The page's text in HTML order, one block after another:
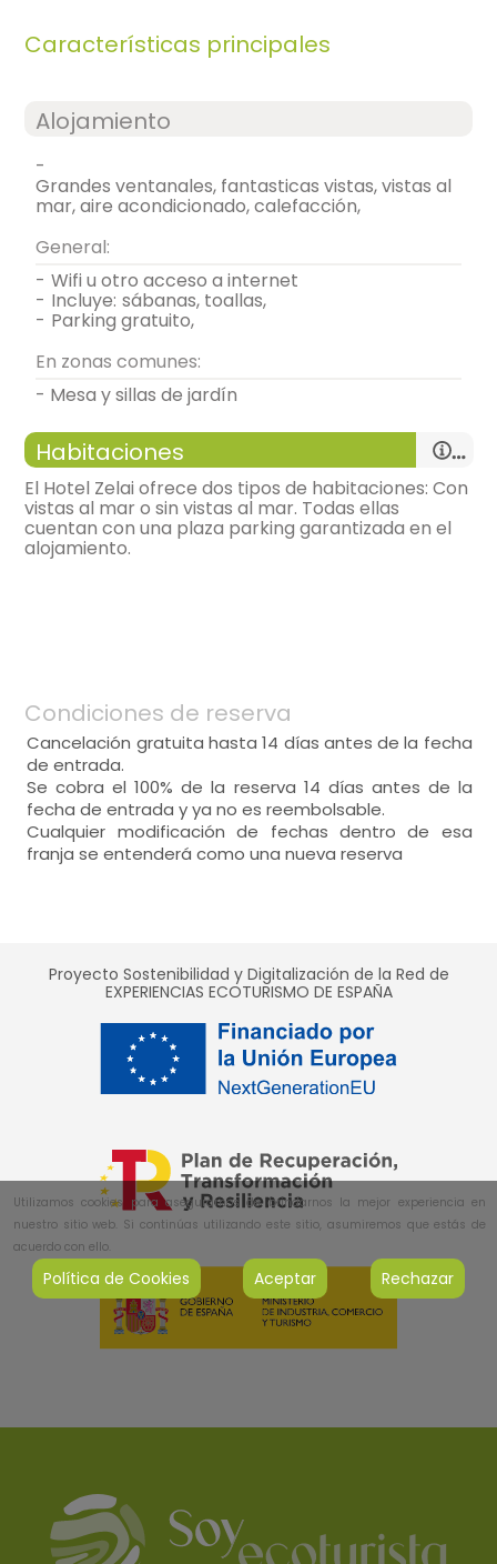
Características principales
Alojamiento
-
grandes ventanales, fantasticas vistas, vistas al
mar, aire acondicionado, calefacción,
General:
-
wifi u otro acceso a internet
- incluye: sábanas, toallas,
-
parking gratuito,
En zonas comunes:
- Mesa y sillas de jardín
Habitaciones
El Hotel Zelai ofrece dos tipos de habitaciones: Con
vistas al mar o sin vistas al mar. Todas ellas
cuentan con una plaza parking garantizada en el
alojamiento.
- cama individual = 2 (90x200 cm.)
- cama de matrimonio (135x200 cm.)
Calefacción,
Aire acondicionado,
- habitación con cuarto de baño. Incluye:
Condiciones de reserva
Cancelación gratuita hasta 14 días antes de la fecha
de entrada.
Se cobra el 100% de la reserva 14 días antes de la
fecha de entrada y ya no es reembolsable.
Cualquier modificación de fechas dentro de esa
franja se entenderá como una nueva reserva
Proyecto Sostenibilidad y Digitalización de la Red de
EXPERIENCIAS ECOTURISMO DE ESPAÑA
Utilizamos cookies para asegurarnos de brindarnos la mejor experiencia en
nuestro sitio web. Si continúas utilizando este sitio, asumiremos que estás de
acuerdo con ello.
Política de Cookies Aceptar Rechazar